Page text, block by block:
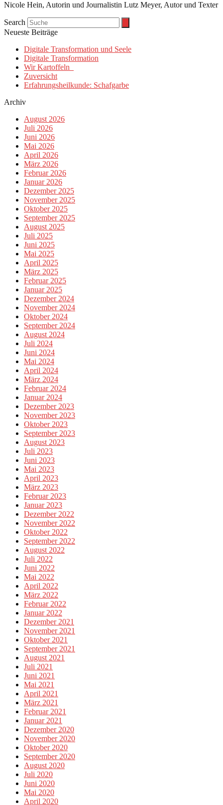
Nicole Hein, Autorin und Journalistin Lutz Meyer, Autor und Texter
Search
Neueste Beiträge
Digitale Transformation und Seele
Digitale Transformation
Wir Kartoffeln
Zuversicht
Erfahrungsheilkunde: Schafgarbe
Archiv
August 2026
Juli 2026
Juni 2026
Mai 2026
April 2026
März 2026
Februar 2026
Januar 2026
Dezember 2025
November 2025
Oktober 2025
September 2025
August 2025
Juli 2025
Juni 2025
Mai 2025
April 2025
März 2025
Februar 2025
Januar 2025
Dezember 2024
November 2024
Oktober 2024
September 2024
August 2024
Juli 2024
Juni 2024
Mai 2024
April 2024
März 2024
Februar 2024
Januar 2024
Dezember 2023
November 2023
Oktober 2023
September 2023
August 2023
Juli 2023
Juni 2023
Mai 2023
April 2023
März 2023
Februar 2023
Januar 2023
Dezember 2022
November 2022
Oktober 2022
September 2022
August 2022
Juli 2022
Juni 2022
Mai 2022
April 2022
März 2022
Februar 2022
Januar 2022
Dezember 2021
November 2021
Oktober 2021
September 2021
August 2021
Juli 2021
Juni 2021
Mai 2021
April 2021
März 2021
Februar 2021
Januar 2021
Dezember 2020
November 2020
Oktober 2020
September 2020
August 2020
Juli 2020
Juni 2020
Mai 2020
April 2020